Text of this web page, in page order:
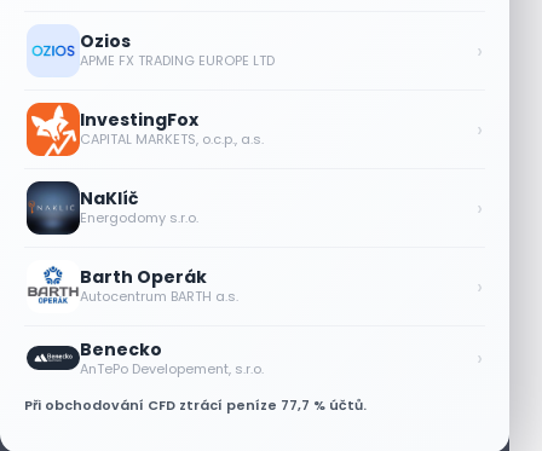
Ozios
APME FX TRADING EUROPE LTD ›
InvestingFox
CAPITAL MARKETS, o.c.p., a.s. ›
NaKlíč
Energodomy s.r.o. ›
Barth Operák
Autocentrum BARTH a.s. ›
Benecko
AnTePo Developement, s.r.o. ›
Při obchodování CFD ztrácí peníze 77,7 % účtů.
Anglická aukce
Anuita
Arbitráž
Asijská opce
At best order; at
market order
Auditorská společnost
Aukce
Aukce na BCPP
Back office
Margin